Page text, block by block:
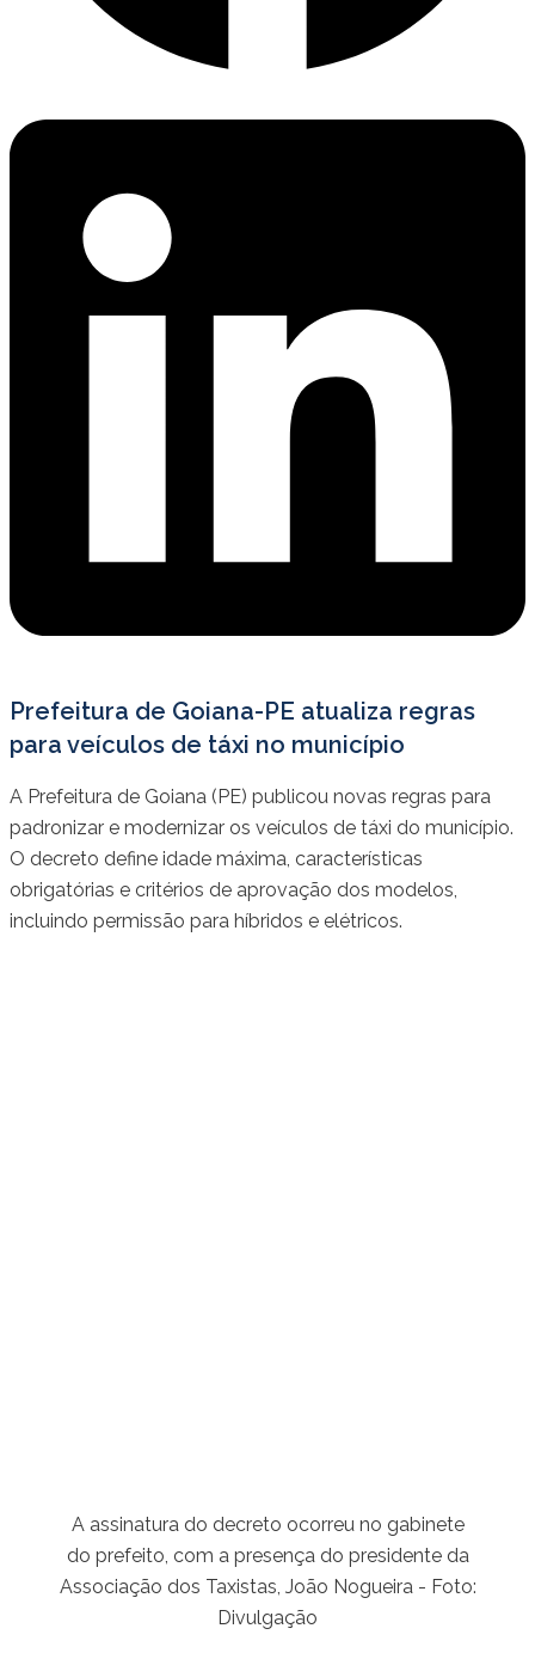
Prefeitura de Goiana-PE atualiza regras
para veículos de táxi no município
A Prefeitura de Goiana (PE) publicou novas regras para
padronizar e modernizar os veículos de táxi do município.
O decreto define idade máxima, características
obrigatórias e critérios de aprovação dos modelos,
incluindo permissão para híbridos e elétricos.
A assinatura do decreto ocorreu no gabinete
do prefeito, com a presença do presidente da
Associação dos Taxistas, João Nogueira - Foto:
Divulgação